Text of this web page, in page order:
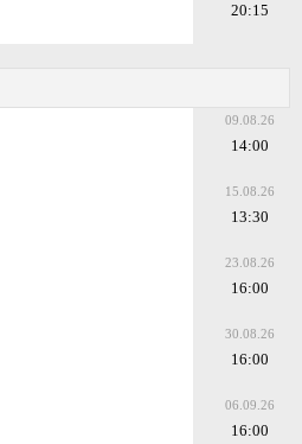
20:15
09.08.26
14:00
15.08.26
13:30
23.08.26
16:00
30.08.26
16:00
06.09.26
16:00